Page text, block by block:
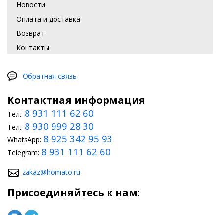
Новости
Оплата и доставка
Возврат
Контакты
Обратная связь
Контактная информация
Тел.: 8 931 111 62 60
Тел.: 8 930 999 28 30
WhatsApp: 8 925 342 95 93
Telegram: 8 931 111 62 60
zakaz@homato.ru
Присоединяйтесь к нам: